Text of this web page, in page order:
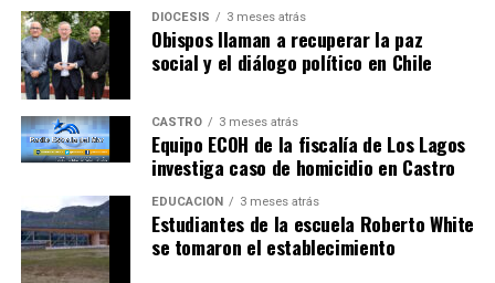
DIÓCESIS 3 meses atrás
Obispos llaman a recuperar la paz
social y el diálogo político en Chile
CASTRO 3 meses atrás
Equipo ECOH de la fiscalía de Los Lagos
investiga caso de homicidio en Castro
EDUCACIÓN 3 meses atrás
Estudiantes de la escuela Roberto White
se tomaron el establecimiento